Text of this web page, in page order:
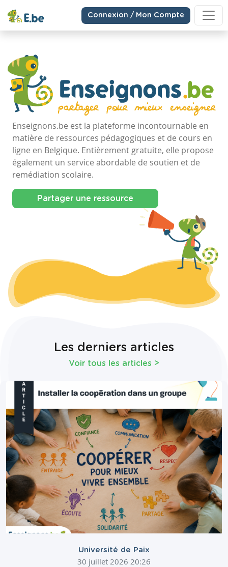
Connexion / Mon Compte
Enseignons.be est la plateforme incontournable en
matière de ressources pédagogiques et de cours en
ligne en Belgique. Entièrement gratuite, elle propose
également un service abordable de soutien et de
remédiation scolaire.
Partager une ressource
Les derniers articles
Voir tous les articles >
Université de Paix
30 juillet 2026 20:26